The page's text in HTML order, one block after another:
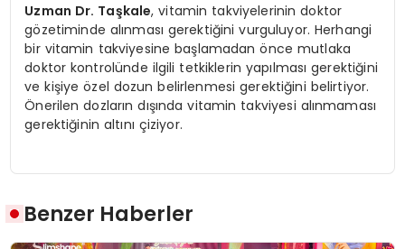
Uzman Dr. Taşkale, vitamin takviyelerinin doktor
gözetiminde alınması gerektiğini vurguluyor. Herhangi
bir vitamin takviyesine başlamadan önce mutlaka
doktor kontrolünde ilgili tetkiklerin yapılması gerektiğini
ve kişiye özel dozun belirlenmesi gerektiğini belirtiyor.
Önerilen dozların dışında vitamin takviyesi alınmaması
gerektiğinin altını çiziyor.
Benzer Haberler